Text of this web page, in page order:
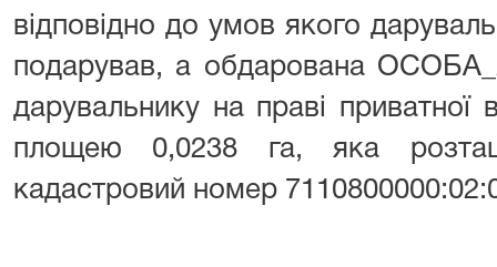
відповідно до умов якого
подарував, а обдарована
дарувальнику на праві приватної
площею 0,0238 га, яка
кадастровий номер